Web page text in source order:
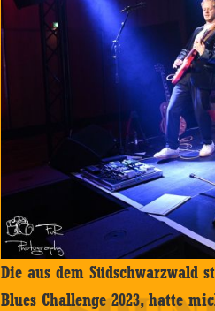
Die aus dem Südschwarzwald
Blues Challenge 2023, hatte